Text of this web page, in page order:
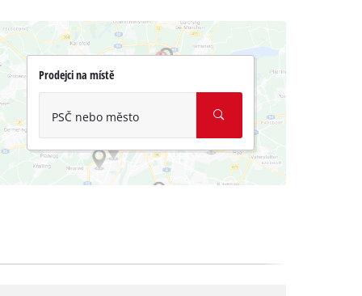
Prodejci na místě
PSČ nebo město